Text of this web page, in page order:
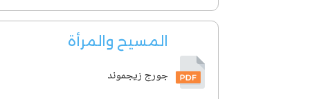
المسيح والمرأة
جورج زيجموند